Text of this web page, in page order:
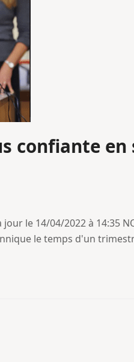
confiante en
le 14/04/2022 à 14:35
le temps d'un